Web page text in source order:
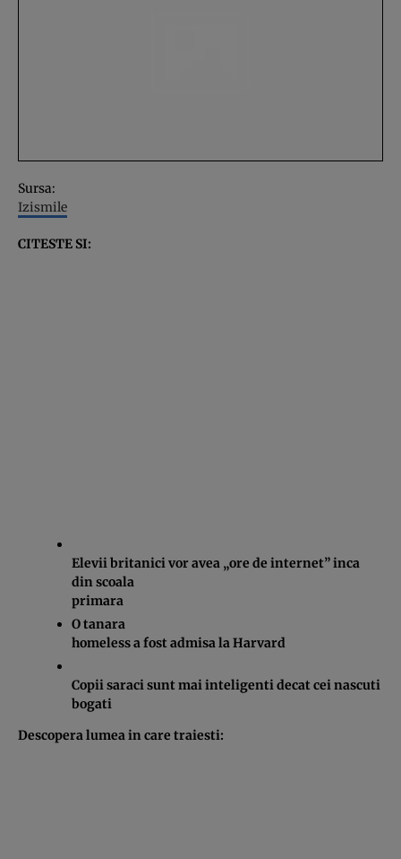
Sursa:
Izismile
CITESTE SI:
Elevii britanici vor avea „ore de internet” inca
din scoala
primara
O tanara
homeless a fost admisa la Harvard
Copii saraci sunt mai inteligenti decat cei nascuti
bogati
Descopera lumea in care traiesti: